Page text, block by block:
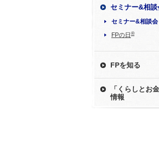
セミナー&相談
セミナー&相談会
FPの日 ®
FPを知る
「くらしとお
情報